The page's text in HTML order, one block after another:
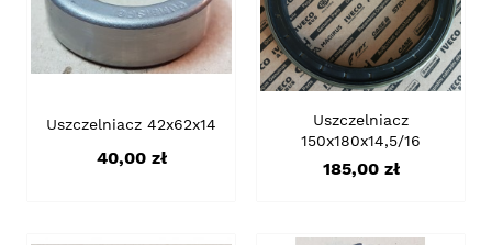
Uszczelniacz 42x62x14
Cena
40,00 zł
Uszczelniacz
150x180x14,5/16
Cena
185,00 zł